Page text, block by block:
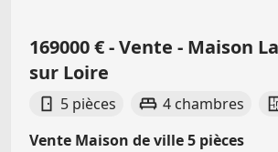
169000 € - Vente - Maison
sur Loire
5 pièces 4 chambres
Vente Maison de ville 5 pièces